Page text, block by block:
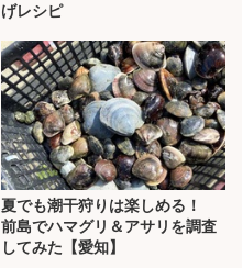
げレシピ
夏でも潮干狩りは楽しめる！
前島でハマグリ＆アサリを調査
してみた【愛知】